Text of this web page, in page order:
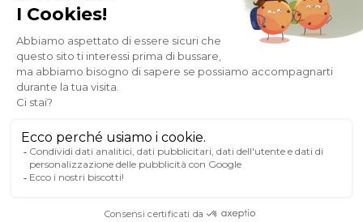
Pagamento sicuro
A PROPOSITO DI MILIBOO
AIUTO & CONTATTO